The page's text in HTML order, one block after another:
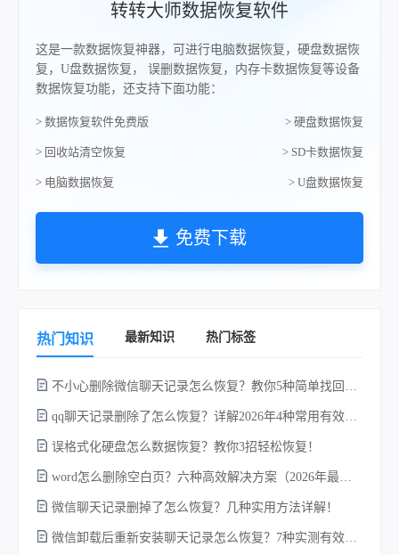
转转大师数据恢复软件
这是一款数据恢复神器，可进行电脑数据恢复，硬盘数据恢
复，U盘数据恢复， 误删数据恢复，内存卡数据恢复等设备
数据恢复功能，还支持下面功能：
> 数据恢复软件免费版 > 硬盘数据恢复
> 回收站清空恢复 > SD卡数据恢复
> 电脑数据恢复 > U盘数据恢复
免费下载
热门知识 最新知识 热门标签
不小心删除微信聊天记录怎么恢复？教你5种简单找回的方法！
qq聊天记录删除了怎么恢复？详解2026年4种常用有效的方法（支持.db数据库提取）
误格式化硬盘怎么数据恢复？教你3招轻松恢复！
word怎么删除空白页？六种高效解决方案（2026年最新实操指南）！
微信聊天记录删掉了怎么恢复？几种实用方法详解！
微信卸载后重新安装聊天记录怎么恢复？7种实测有效的恢复方案详解！